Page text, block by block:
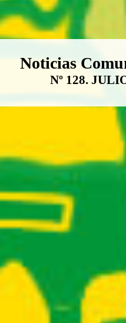
Boletín
Noticias
Nº 128.